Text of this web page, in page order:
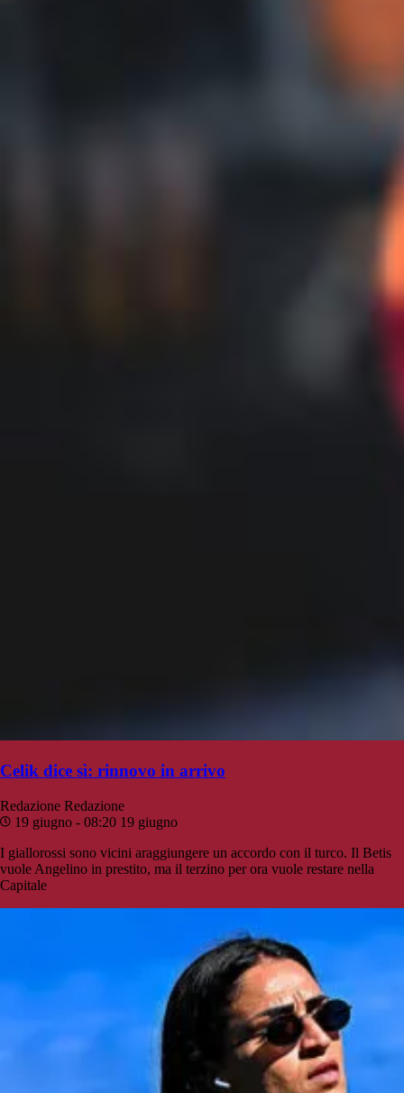
Celik dice sì: rinnovo in arrivo
Redazione Redazione
19 giugno - 08:20 19 giugno
I giallorossi sono vicini araggiungere un accordo con il turco. Il Betis
vuole Angelino in prestito, ma il terzino per ora vuole restare nella
Capitale